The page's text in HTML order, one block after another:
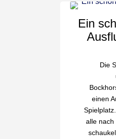
Ein
Die
einen
alle nach